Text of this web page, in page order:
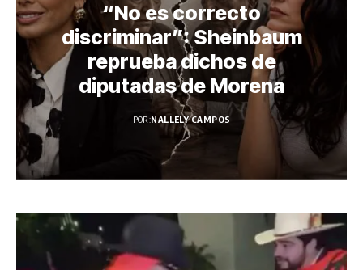
“No es correcto
discriminar”: Sheinbaum
reprueba dichos de
diputadas de Morena
POR:NALLELY CAMPOS